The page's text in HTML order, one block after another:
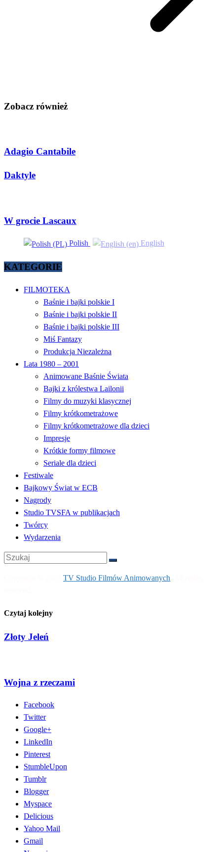
Zobacz również
Adagio Cantabile
Daktyle
W grocie Lascaux
Polish English
KATEGORIE
FILMOTEKA
Baśnie i bajki polskie I
Baśnie i bajki polskie II
Baśnie i bajki polskie III
Miś Fantazy
Produkcja Niezależna
Lata 1980 – 2001
Animowane Baśnie Świata
Bajki z królestwa Lailonii
Filmy do muzyki klasycznej
Filmy krótkometrażowe
Filmy krótkometrażowe dla dzieci
Impresje
Krótkie formy filmowe
Seriale dla dzieci
Festiwale
Bajkowy Świat w ECB
Nagrody
Studio TVSFA w publikacjach
Twórcy
Wydarzenia
TV Studio Filmów Animowanych
Czytaj kolejny
Złoty Jeleń
Wojna z rzeczami
Facebook
Twitter
Google+
LinkedIn
Pinterest
StumbleUpon
Tumblr
Blogger
Myspace
Delicious
Yahoo Mail
Gmail